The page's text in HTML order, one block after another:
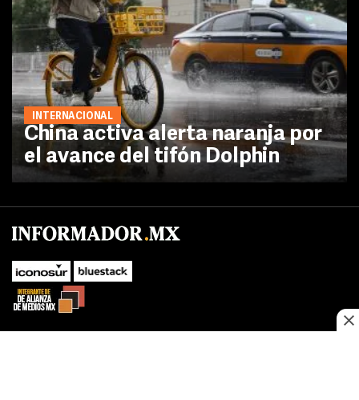
INTERNACIONAL
China activa alerta naranja por
el avance del tifón Dolphin